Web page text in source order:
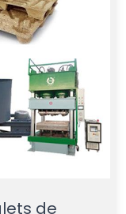
de